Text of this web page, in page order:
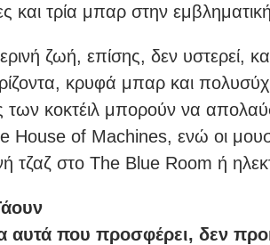
και τρία μπαρ στην
ζωή, επίσης, δεν
κρυφά μπαρ και
των κοκτέιλ μπορούν να
House of Machines, ενώ οι
τζαζ στο The Blue Room ή
αυτά που προσφέρει, δεν